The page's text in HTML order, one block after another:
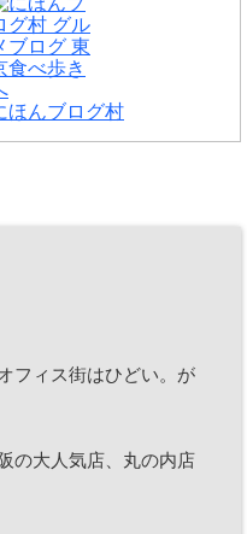
ほんブログ村
フィス街はひどい。が
の大人気店、丸の内店